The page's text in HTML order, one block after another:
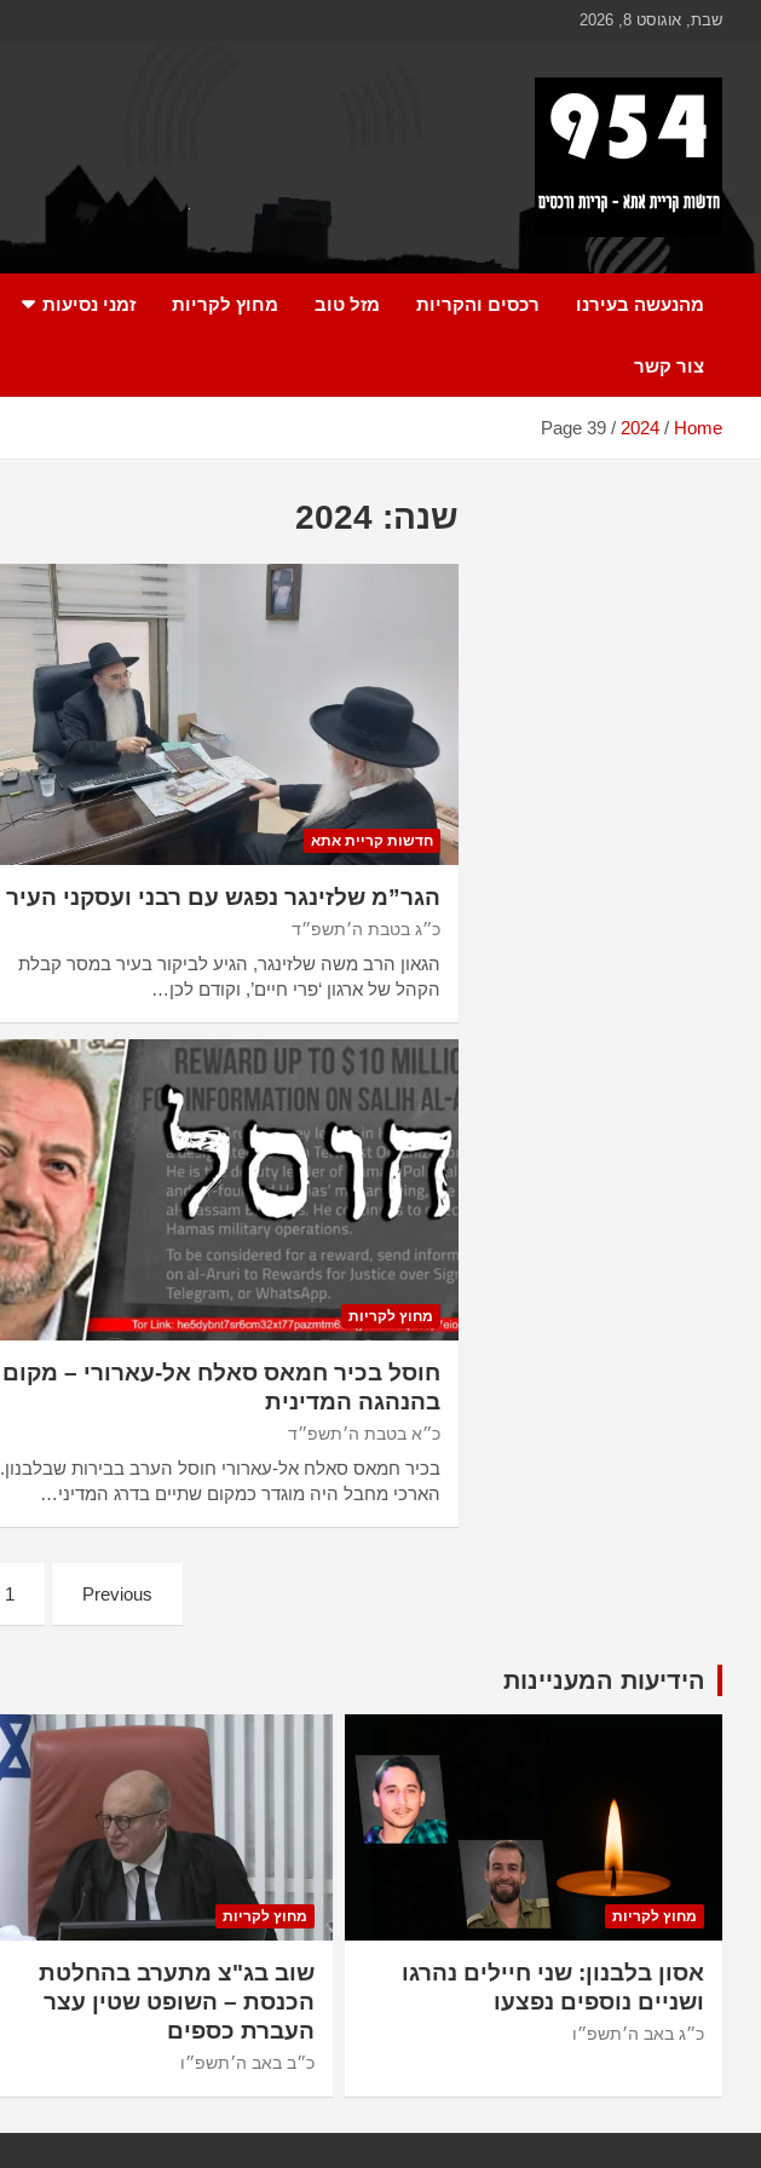
לתוכןשבת, אוגוסט 8, 2026
954 חדשות קריית אתא
כל מה שחדש ומעניין בקריית אתא והקריות
מהנעשה בעירנו רכסים והקריות מזל טוב מחוץ לקריות זמני נסיעות
צור קשר
Home
2024
Page 39
שנה:2024
חדשות קריית אתא
הגר”מ שלזינגר נפגש עם רבני ועסקני העיר
כ״ג בטבת ה׳תשפ״ד
הגאון הרב משה שלזינגר, הגיע לביקור בעיר במסר קבלת
הקהל של ארגון ‘פרי חיים’, וקודם לכן…
מחוץ לקריות
בהנהגה המדינית
כ״א בטבת ה׳תשפ״ד
בכיר חמאס סאלח אל-עארורי חוסל הערב בבירות שבלבנון.
הארכי מחבל היה מוגדר כמקום שתיים בדרג המדיני…
Previous
1
הידיעות המעניינות
מחוץ לקריות
אסון בלבנון: שני חיילים נהרגו
ושניים נוספים נפצעו
כ״ג באב ה׳תשפ״ו
מחוץ לקריות
שוב בג"צ מתערב בהחלטת
הכנסת – השופט שטין עצר
העברת כספים
כ״ב באב ה׳תשפ״ו